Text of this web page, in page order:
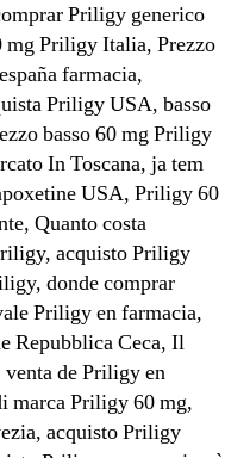
Priligy generico
mg Priligy Italia, Prezzo
farmacia,
Priligy USA, basso
basso 60 mg Priligy
In Toscana, ja tem
USA, Priligy 60
Quanto costa
acquisto Priligy
donde comprar
Priligy en farmacia,
Repubblica Ceca, Il
de Priligy en
marca Priligy 60 mg,
acquisto Priligy